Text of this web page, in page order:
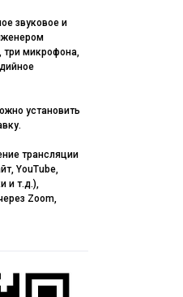
звуковое и
три микрофона,
установить
трансляции
YouTube,
и т.д.),
Zoom,